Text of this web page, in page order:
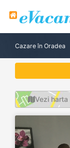
Cazare în Oradea
Vezi harta